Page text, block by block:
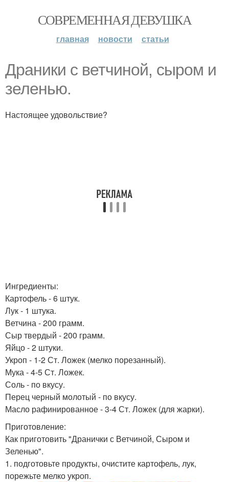
СОВРЕМЕННАЯ ДЕВУШКА
главная новости статьи
Драники с ветчиной, сыром и
зеленью.
Настоящее удовольствие?
Ингредиенты:
Картофель - 6 штук.
Лук - 1 штука.
Ветчина - 200 грамм.
Сыр твердый - 200 грамм.
Яйцо - 2 штуки.
Укроп - 1-2 Ст. Ложек (мелко порезанный).
Мука - 4-5 Ст. Ложек.
Соль - по вкусу.
Перец черный молотый - по вкусу.
Масло рафинированное - 3-4 Ст. Ложек (для жарки).
Приготовление:
Как приготовить "Дранички с Ветчиной, Сыром и
Зеленью".
1. подготовьте продукты, очистите картофель, лук,
порежьте мелко укроп.